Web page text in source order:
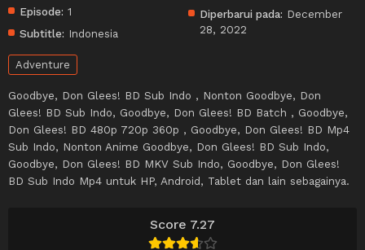
Score 7.27
Episode: 1
Subtitle: Indonesia
Diperbarui pada: December
28, 2022
Adventure
Goodbye, Don Glees! BD Sub Indo , Nonton Goodbye, Don
Glees! BD Sub Indo, Goodbye, Don Glees! BD Batch , Goodbye,
Don Glees! BD 480p 720p 360p , Goodbye, Don Glees! BD Mp4
Sub Indo, Nonton Anime Goodbye, Don Glees! BD Sub Indo,
Goodbye, Don Glees! BD MKV Sub Indo, Goodbye, Don Glees!
BD Sub Indo Mp4 untuk HP, Android, Tablet dan lain sebagainya.